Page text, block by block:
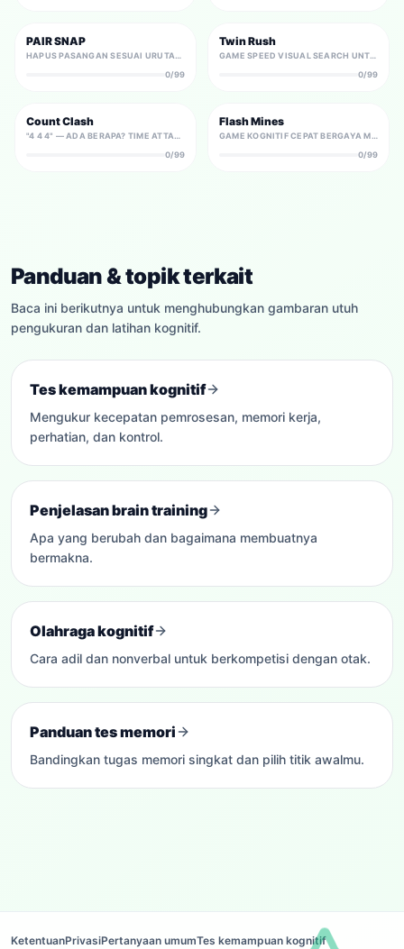
PAIR SNAP
HAPUS PASANGAN SESUAI URUTAN—KECEPATAN DAN MEMORI MENENTUKAN WAKTU.
0/99
Twin Rush
GAME SPEED VISUAL SEARCH UNTUK MENEMUKAN SATU-SATUNYA PASANGAN IDENTIK YANG TERSEMBUNYI DI ANTARA BANYAK ITEM.
0/99
Count Clash
"4 4 4" — ADA BERAPA? TIME ATTACK STROOP HITUNG: TAHAN DORONGAN MEMBACA ANGKA DAN JAWAB DENGAN JUMLAHNYA.
0/99
Flash Mines
GAME KOGNITIF CEPAT BERGAYA MINESWEEPER DENGAN ANGKA YANG MUNCUL SEKEJAP. HAFALKAN PETUNJUK, SIMPULKAN PETAK AMAN, DAN BERSIHKAN PAPAN.
0/99
Panduan & topik terkait
Baca ini berikutnya untuk menghubungkan gambaran utuh
pengukuran dan latihan kognitif.
Tes kemampuan kognitif
Mengukur kecepatan pemrosesan, memori kerja,
perhatian, dan kontrol.
Penjelasan brain training
Apa yang berubah dan bagaimana membuatnya
bermakna.
Olahraga kognitif
Cara adil dan nonverbal untuk berkompetisi dengan otak.
Panduan tes memori
Bandingkan tugas memori singkat dan pilih titik awalmu.
KetentuanPrivasiPertanyaan umumTes kemampuan kognitif